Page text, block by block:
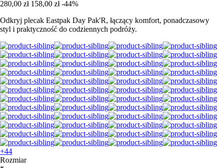
280,00 zł 158,00 zł -44%
Odkryj plecak Eastpak Day Pak'R, łączący komfort, ponadczasowy
styl i praktyczność do codziennych podróży.
+44
Rozmiar